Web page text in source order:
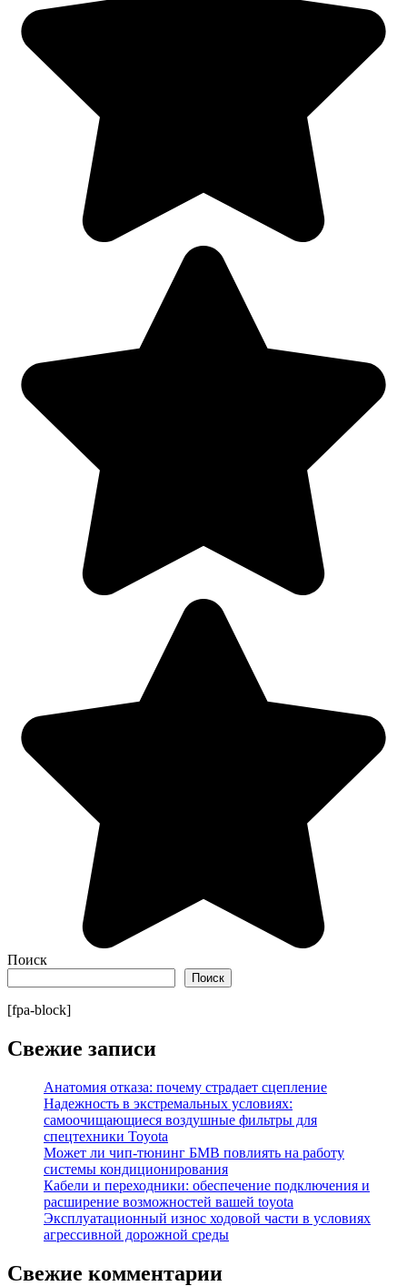
Поиск
Поиск
[fpa-block]
Свежие записи
Анатомия отказа: почему страдает сцепление
Надежность в экстремальных условиях:
самоочищающиеся воздушные фильтры для
спецтехники Toyota
Может ли чип-тюнинг БМВ повлиять на работу
системы кондиционирования
Кабели и переходники: обеспечение подключения и
расширение возможностей вашей toyota
Эксплуатационный износ ходовой части в условиях
агрессивной дорожной среды
Свежие комментарии